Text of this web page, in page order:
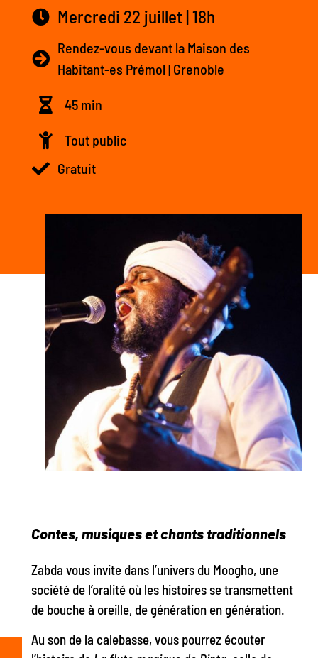
Mercredi 22 juillet | 18h
Rendez-vous devant la Maison des
Habitant-es Prémol | Grenoble
45 min
Tout public
Gratuit
Contes, musiques et chants traditionnels
Zabda vous invite dans l’univers du Moogho, une
société de l’oralité où les histoires se transmettent
de bouche à oreille, de génération en génération.
Au son de la calebasse, vous pourrez écouter